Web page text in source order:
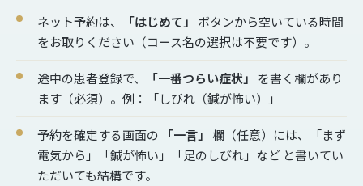
ネット予約は、 「はじめて」
ボタンから空いている時間
をお取りください（コース名の選択は不要です）。
途中の患者登録で、 「一番つらい症状」
を書く欄があり
ます（必須）。例：「しびれ（鍼が怖い）」
予約を確定する画面の 「一言」
欄（任意）には、「まず
電気から」「鍼が怖い」「足のしびれ」など と書いてい
ただいても結構です。